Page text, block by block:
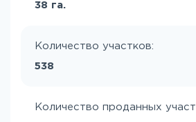
38 га.
Количество участков:
538
Количество проданных